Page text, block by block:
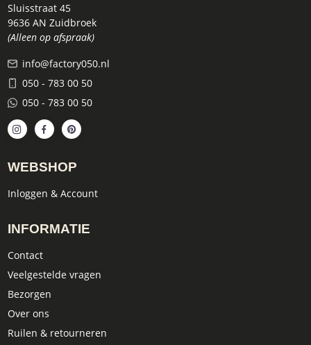
Sluisstraat 45
9636 AN Zuidbroek
(Alleen op afspraak)
info@factory050.nl
050 - 783 00 50
050 - 783 00 50
WEBSHOP
Inloggen & Account
INFORMATIE
Contact
Veelgestelde vragen
Bezorgen
Over ons
Ruilen & retourneren